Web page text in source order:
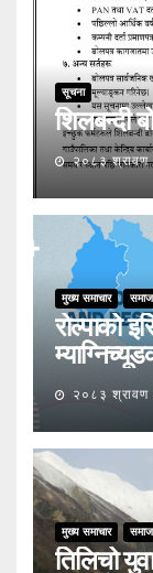
सूचना
शिलबन्दी
२०८३ श्रावण
मुख्य समाचार समाज
रोल्पाको
२०८३ श्रावण
मुख्य समाचार समाज
तिलिचो